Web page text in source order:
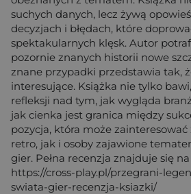
suchych danych, lecz żywą
decyzjach i błędach, które
spektakularnych klęsk. Autor
pozornie znanych historii nowe
znane przypadki przedstawia tak,
interesujące. Książka nie tylko
refleksji nad tym, jak wygląda
jak cienka jest granica między
pozycja, która może
retro, jak i osoby zajawione
gier. Pełna recenzja znajduje się
https://cross-play.pl/przegrani-
swiata-gier-recenzja-ksiazki/